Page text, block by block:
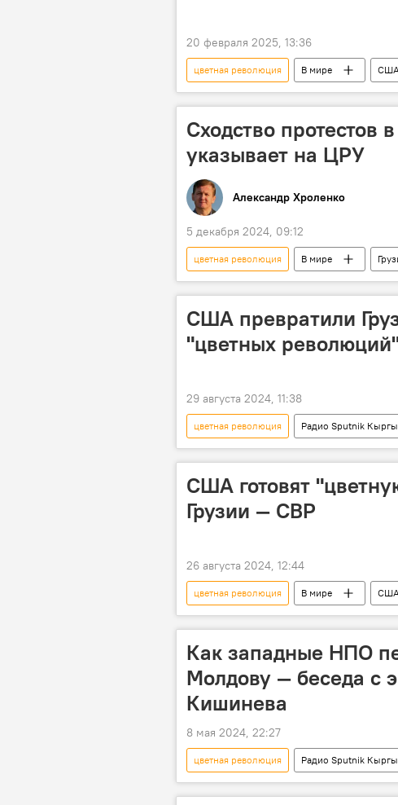
20 февраля 2025, 13:36
цветная революция В мире
Валентина Матвиенко
Сходство протестов
указывает на ЦРУ
Александр Хроленко
5 декабря 2024, 09:12
цветная революция В мире
Украина
Колумнисты
США превратили
"цветных
29 августа 2024, 11:38
цветная революция Радио Sputnik
Политика
полигон
США готовят
Грузии — СВР
26 августа 2024, 12:44
цветная революция В мире
выборы
власть СВР
Как западные НПО
Молдову — беседа с
Кишинева
8 мая 2024, 22:27
цветная революция Радио Sputnik
НПО